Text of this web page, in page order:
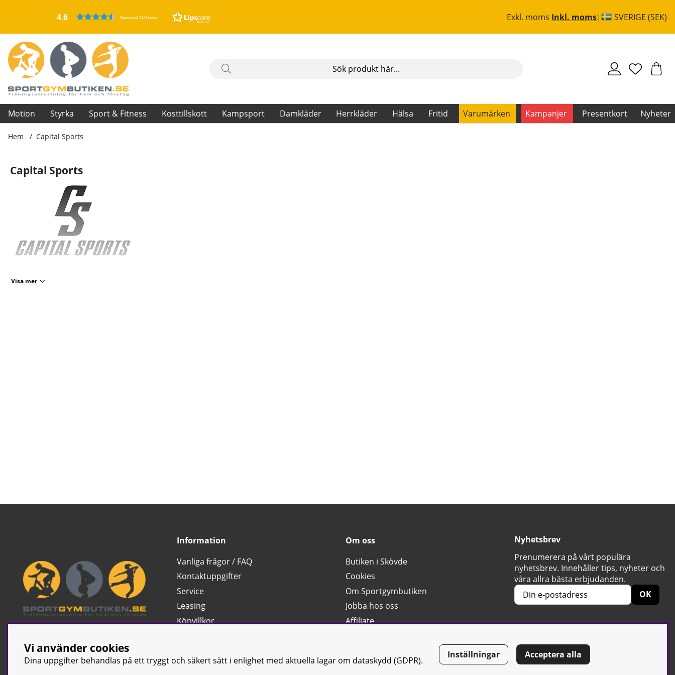
4.6 Baserat på 2424 betyg Exkl. moms Inkl. moms SVERIGE (SEK)
Motion Styrka Sport & Fitness Kosttillskott Kampsport Damkläder Herrkläder Hälsa Fritid Varumärken Kampanjer Presentkort Nyheter
Hem Capital Sports
Capital Sports
Visa mer
Information
Vanliga frågor / FAQ
Kontaktuppgifter
Service
Leasing
Köpvillkor
Om oss
Butiken i Skövde
Cookies
Om Sportgymbutiken
Jobba hos oss
Affiliate
Nyhetsbrev
Prenumerera på vårt populära
nyhetsbrev. Innehåller tips, nyheter och
våra allra bästa erbjudanden.
OK
Vi använder cookies
Dina uppgifter behandlas på ett tryggt och säkert sätt i enlighet med aktuella lagar om dataskydd (GDPR).
Inställningar Acceptera alla